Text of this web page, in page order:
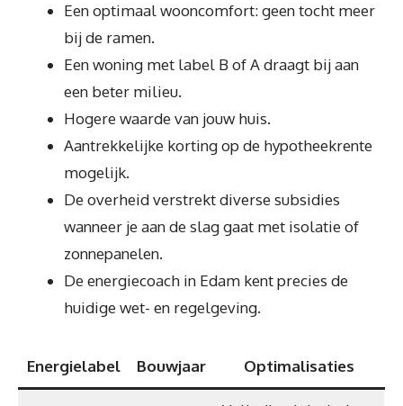
Een optimaal wooncomfort: geen tocht meer
bij de ramen.
Een woning met label B of A draagt bij aan
een beter milieu.
Hogere waarde van jouw huis.
Aantrekkelijke korting op de hypotheekrente
mogelijk.
De overheid verstrekt diverse subsidies
wanneer je aan de slag gaat met isolatie of
zonnepanelen.
De energiecoach in Edam kent precies de
huidige wet- en regelgeving.
Energielabel Bouwjaar Optimalisaties